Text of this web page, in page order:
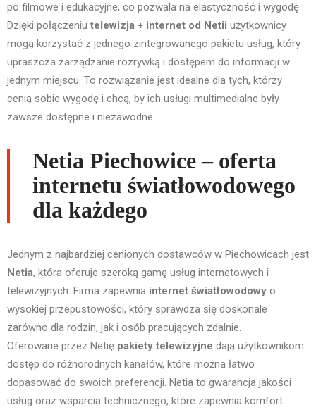
po filmowe i edukacyjne, co pozwala na elastyczność i wygodę.
Dzięki połączeniu telewizja + internet od Netii użytkownicy
mogą korzystać z jednego zintegrowanego pakietu usług, który
upraszcza zarządzanie rozrywką i dostępem do informacji w
jednym miejscu. To rozwiązanie jest idealne dla tych, którzy
cenią sobie wygodę i chcą, by ich usługi multimedialne były
zawsze dostępne i niezawodne.
Netia Piechowice – oferta
internetu światłowodowego
dla każdego
Jednym z najbardziej cenionych dostawców w Piechowicach jest
Netia, która oferuje szeroką gamę usług internetowych i
telewizyjnych. Firma zapewnia internet światłowodowy o
wysokiej przepustowości, który sprawdza się doskonale
zarówno dla rodzin, jak i osób pracujących zdalnie.
Oferowane przez Netię pakiety telewizyjne dają użytkownikom
dostęp do różnorodnych kanałów, które można łatwo
dopasować do swoich preferencji. Netia to gwarancja jakości
usług oraz wsparcia technicznego, które zapewnia komfort